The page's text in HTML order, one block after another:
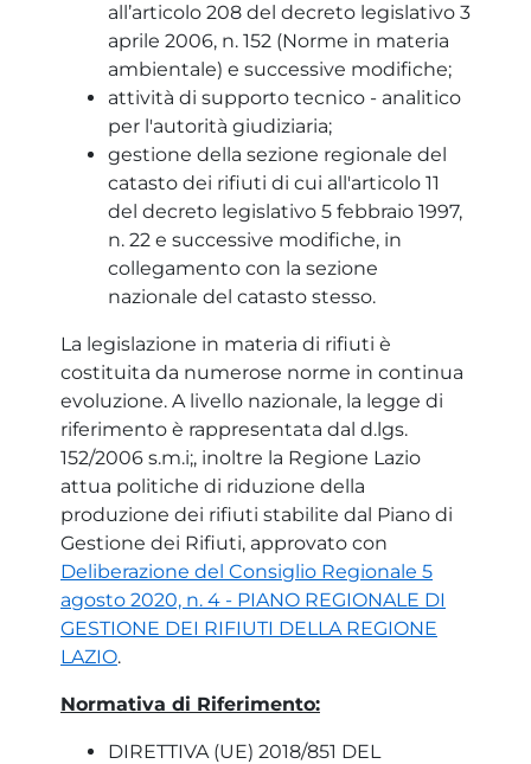
all’articolo 208 del decreto legislativo 3
aprile 2006, n. 152 (Norme in materia
ambientale) e successive modifiche;
attività di supporto tecnico - analitico
per l'autorità giudiziaria;
gestione della sezione regionale del
catasto dei rifiuti di cui all'articolo 11
del decreto legislativo 5 febbraio 1997,
n. 22 e successive modifiche, in
collegamento con la sezione
nazionale del catasto stesso.
La legislazione in materia di rifiuti è
costituita da numerose norme in continua
evoluzione. A livello nazionale, la legge di
riferimento è rappresentata dal d.lgs.
152/2006 s.m.i;, inoltre la Regione Lazio
attua politiche di riduzione della
produzione dei rifiuti stabilite dal Piano di
Gestione dei Rifiuti, approvato con
Deliberazione del Consiglio Regionale 5
agosto 2020, n. 4 - PIANO REGIONALE DI
GESTIONE DEI RIFIUTI DELLA REGIONE
LAZIO.
Normativa di Riferimento:
DIRETTIVA (UE) 2018/851 DEL